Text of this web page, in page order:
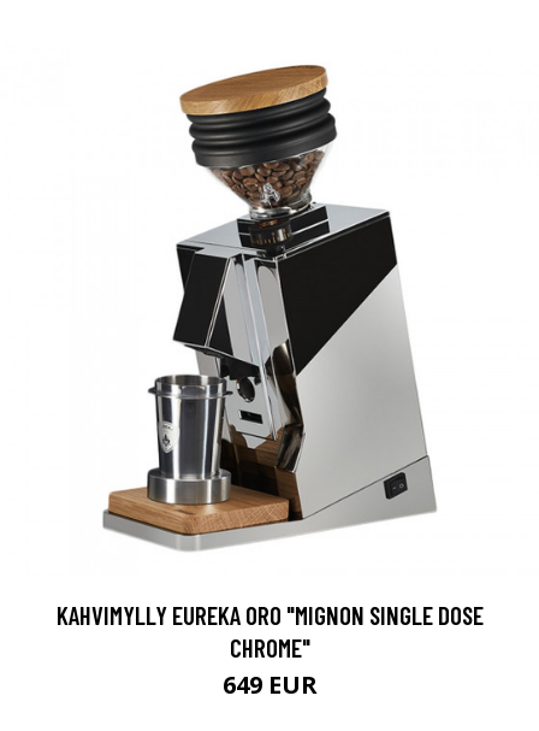
KAHVIMYLLY EUREKA ORO "MIGNON SINGLE DOSE
CHROME"
649 EUR